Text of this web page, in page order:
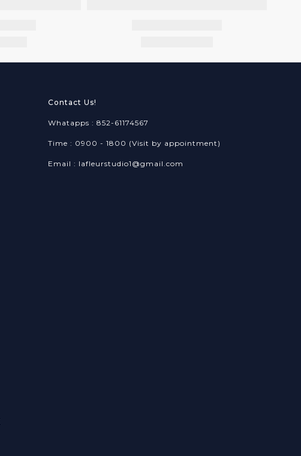
Contact Us!
Whatapps : 852-61174567
Time : 0900 - 1800 (Visit by appointment)
Email : lafleurstudio1@gmail.com